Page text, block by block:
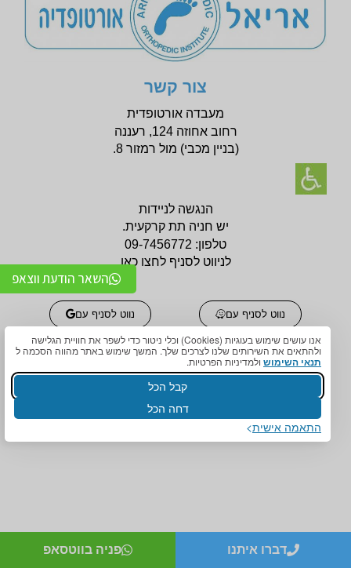
אנו עושים שימוש בעוגיות (Cookies) וכלי ניטור כדי לשפר את חוויית הגלישה
ולהתאים את השירותים שלנו לצרכים שלך. המשך שימוש באתר מהווה הסכמה ל
תנאי השימוש ולמדיניות הפרטיות.
קבל הכל
דחה הכל
התאמה אישית
צור קשר
מעבדה אורטופדית
רחוב אחוזה 124, רעננה
(בניין מכבי) מול רמזור 8.
הנגשה לניידות
יש חניה תת קרקעית.
טלפון: 09-7456772
לניווט לסניף לחצו כאן
נווט לסניף עם נווט לסניף עם
השאר הודעת ווצאפ
אביזרים אורטופדים
גרביים אלסטיות לורידים /
גרבי לחץ לבצקות
דברו איתנו פניה בווטסאפ